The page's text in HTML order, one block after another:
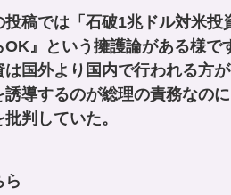
稿では「石破1兆ドル対米投
OK』という擁護論がある様
は国外より国内で行われる方
誘導するのが総理の責務なの
判していた。
ら